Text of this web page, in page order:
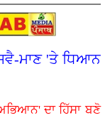
ਮਾਣ 'ਤੇ ਧਿਆਨ
ਦਾ ਹਿੱਸਾ ਬਣੋ